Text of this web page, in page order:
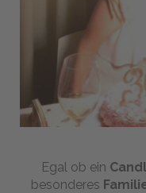
Magazine
Webcam
BUCHEN
Senden Sie uns
Egal ob ein
besonderes